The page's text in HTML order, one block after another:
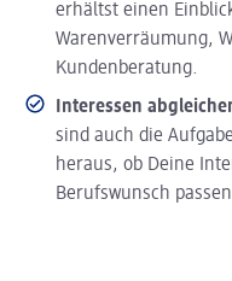
erhältst einen
Warenverräumung,
Kundenberatung.
Interessen
sind auch die
heraus, ob Deine
Berufswunsch